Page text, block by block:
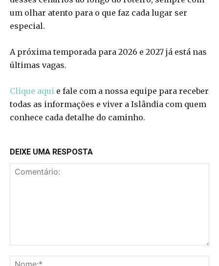
um olhar atento para o que faz cada lugar ser
especial.
A próxima temporada para 2026 e 2027 já está nas
últimas vagas.
Clique aqui e fale com a nossa equipe para receber
todas as informações e viver a Islândia com quem
conhece cada detalhe do caminho.
DEIXE UMA RESPOSTA